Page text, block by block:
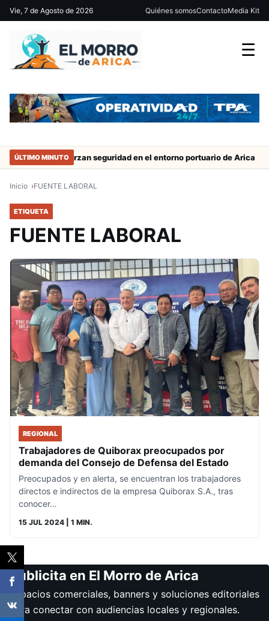
Vie, 7 de Agosto de 2026 Quiénes somosContactoMedia Kit
☰
ÚLTIMO MINUTORefuerzan seguridad en el entorno portuario de Arica
Inicio FUENTE LABORAL
ETIQUETA
FUENTE LABORAL
REGIONAL
Trabajadores de Quiborax preocupados por
demanda del Consejo de Defensa del Estado
Preocupados y en alerta, se encuentran los trabajadores
directos e indirectos de la empresa Quiborax S.A., tras
conocer…
15 JUL 2024 | 1 MIN.
Publicita en El Morro de Arica
Espacios comerciales, banners y soluciones editoriales
para conectar con audiencias locales y regionales.